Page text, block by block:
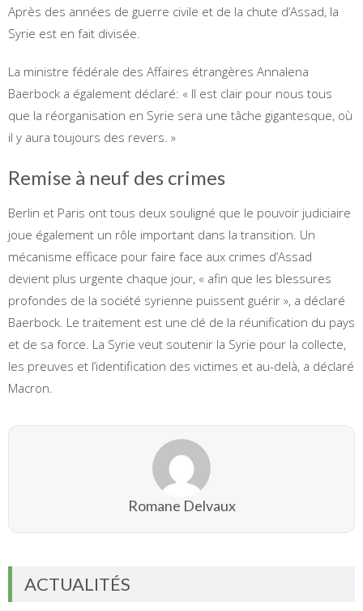
Après des années de guerre civile et de la chute d’Assad, la
Syrie est en fait divisée.
La ministre fédérale des Affaires étrangères Annalena
Baerbock a également déclaré: « Il est clair pour nous tous
que la réorganisation en Syrie sera une tâche gigantesque, où
il y aura toujours des revers. »
Remise à neuf des crimes
Berlin et Paris ont tous deux souligné que le pouvoir judiciaire
joue également un rôle important dans la transition. Un
mécanisme efficace pour faire face aux crimes d’Assad
devient plus urgente chaque jour, « afin que les blessures
profondes de la société syrienne puissent guérir », a déclaré
Baerbock. Le traitement est une clé de la réunification du pays
et de sa force. La Syrie veut soutenir la Syrie pour la collecte,
les preuves et l’identification des victimes et au-delà, a déclaré
Macron.
Romane Delvaux
ACTUALITÉS